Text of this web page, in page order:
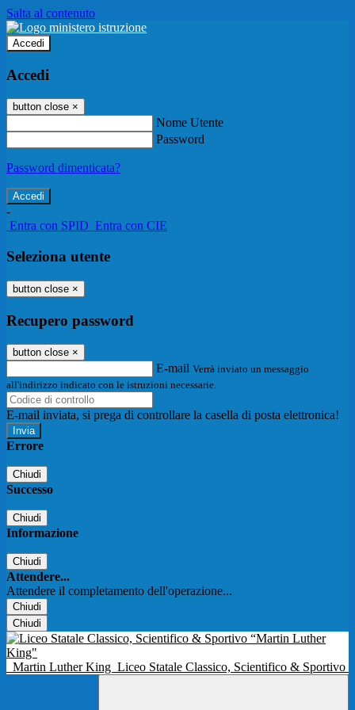
Salta al contenuto
Accedi
Accedi
button close ×
Nome Utente
Password
Password dimenticata?
-
Entra con SPID Entra con CIE
Seleziona utente
button close ×
Recupero password
button close ×
E-mail Verrà inviato un messaggio
all'indirizzo indicato con le istruzioni necessarie.
E-mail inviata, si prega di controllare la casella di posta elettronica!
Errore
Chiudi
Successo
Chiudi
Informazione
Chiudi
Attendere...
Attendere il completamento dell'operazione...
Chiudi
Chiudi
Martin Luther King Liceo Statale Classico, Scientifico & Sportivo